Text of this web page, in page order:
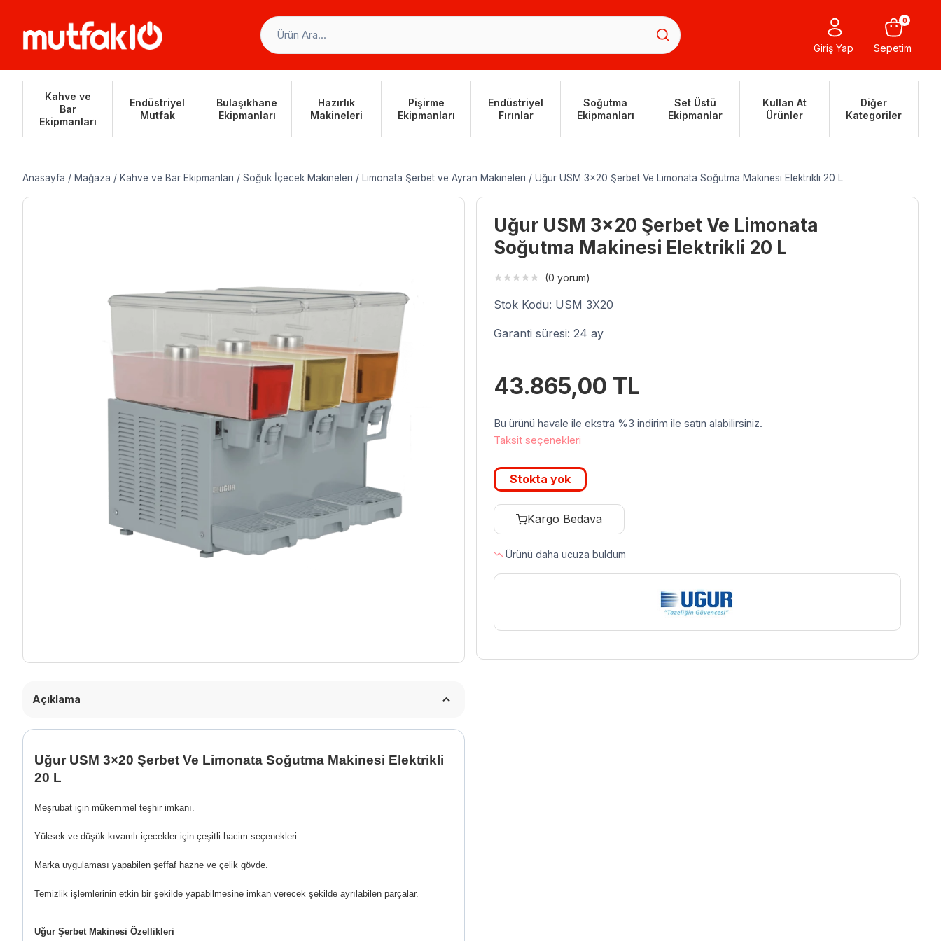
Giriş Yap Sepetim
0
Kahve ve
Bar
Ekipmanları
Endüstriyel
Mutfak
Bulaşıkhane
Ekipmanları
Hazırlık
Makineleri
Pişirme
Ekipmanları
Endüstriyel
Fırınlar
Soğutma
Ekipmanları
Set Üstü
Ekipmanlar
Kullan At
Ürünler
Diğer
Kategoriler
Anasayfa / Mağaza / Kahve ve Bar Ekipmanları / Soğuk İçecek Makineleri / Limonata Şerbet ve Ayran Makineleri / Uğur USM 3×20 Şerbet Ve Limonata Soğutma Makinesi Elektrikli 20 L
Açıklama
Uğur USM 3×20 Şerbet Ve Limonata Soğutma Makinesi Elektrikli
20 L
Meşrubat için mükemmel teşhir imkanı.
Yüksek ve düşük kıvamlı içecekler için çeşitli hacim seçenekleri.
Marka uygulaması yapabilen şeffaf hazne ve çelik gövde.
Temizlik işlemlerinin etkin bir şekilde yapabilmesine imkan verecek şekilde ayrılabilen parçalar.
Uğur Şerbet Makinesi Özellikleri
Uğur USM 3×20 Şerbet Ve Limonata
Soğutma Makinesi Elektrikli 20 L
(0 yorum)
Stok Kodu: USM 3X20
Garanti süresi: 24 ay
43.865,00 TL
Bu ürünü havale ile ekstra %3 indirim ile satın alabilirsiniz.
Taksit seçenekleri
Stokta yok
Kargo Bedava
Ürünü daha ucuza buldum